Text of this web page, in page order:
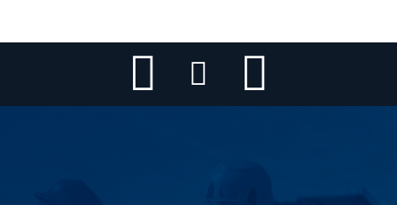
位于阿伯丁北 400 号的富尔顿实验室
伊利诺伊州XINGKONG星空官方网站